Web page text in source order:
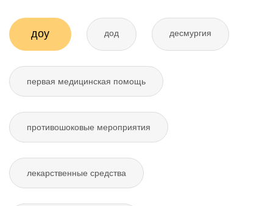
доу дод десмургия
первая медицинская помощь
противошоковые мероприятия
лекарственные средства